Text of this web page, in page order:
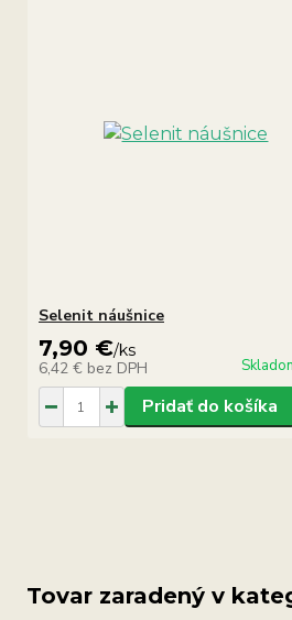
Selenit náušnice
7,90 €/ks
6,42 € bez DPH
Pridať do košíka
Tovar zaradený v